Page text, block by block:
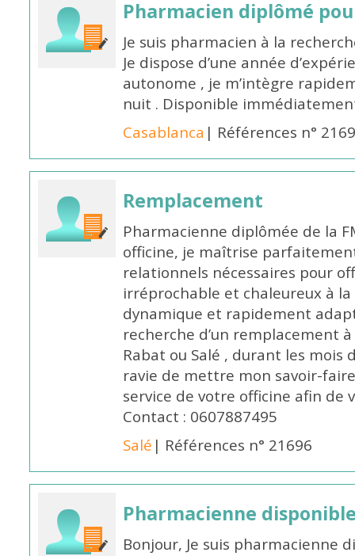
Pharmacien diplômé
Je suis pharmacien à la
Je dispose d’une année
autonome , je m’intègre
nuit . Disponible
Casablanca | Références n°
Remplacement
Pharmacienne diplômée de la
officine, je maîtrise
relationnels nécessaires pour
irréprochable et chaleureux à
dynamique et rapidement
recherche d’un remplacement
Rabat ou Salé , durant les mois
ravie de mettre mon savoir-
service de votre officine afin de
Contact : 0607887495
Salé | Références n° 21696
Pharmacienne
Bonjour, Je suis pharmacienne